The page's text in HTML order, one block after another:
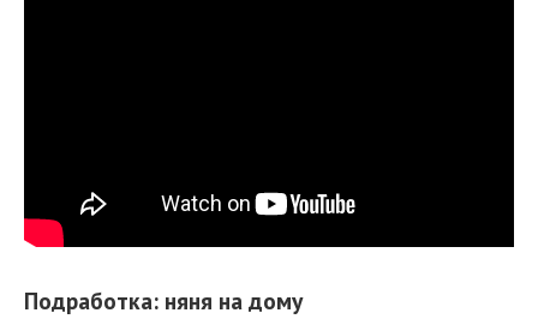
Подработка: няня на дому